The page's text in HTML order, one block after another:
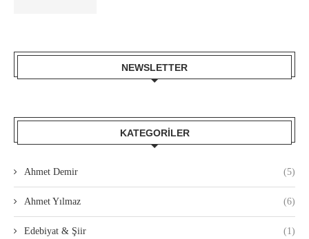
NEWSLETTER
KATEGORILER
Ahmet Demir (5)
Ahmet Yılmaz (6)
Edebiyat & Şiir (1)